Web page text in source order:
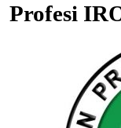
Profesi